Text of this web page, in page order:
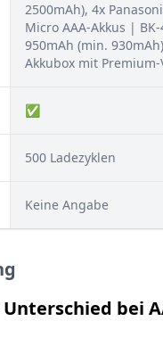
2500mAh), 4x
Micro AAA-Akkus | BK-
950mAh (min.
Akkubox mit Premium-
✅
500 Ladezyklen
Keine Angabe
bei